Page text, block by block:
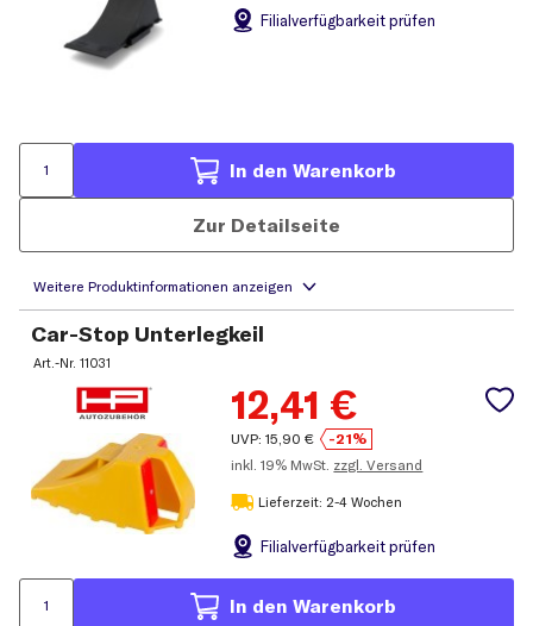
Filialverfügbarkeit prüfen
In den Warenkorb
Zur Detailseite
Car-Stop Unterlegkeil
Art.-Nr.11031
12,41 €
UVP:15,90 €
-21%
inkl. 19% MwSt. zzgl. Versand
Lieferzeit: 2-4 Wochen
Filialverfügbarkeit prüfen
In den Warenkorb